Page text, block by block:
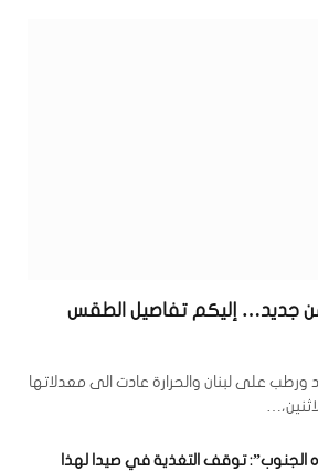
من جديد… إليكم تفاصيل الطقس
على لبنان والحرارة عادت الى معدلاتها
الجنوب”: توقف التغذية في صيدا لهذا